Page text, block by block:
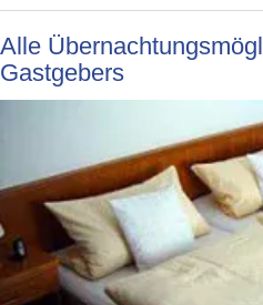
Alle
Gastgebers